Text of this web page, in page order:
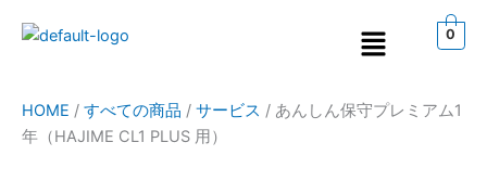
メ
ニ
ー
0
HOME / すべての商品 / サービス / あんしん保守プレミアム1
年（HAJIME CL1 PLUS 用）